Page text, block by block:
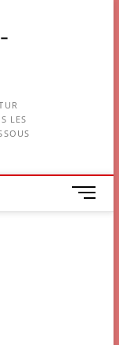
LES
M
e